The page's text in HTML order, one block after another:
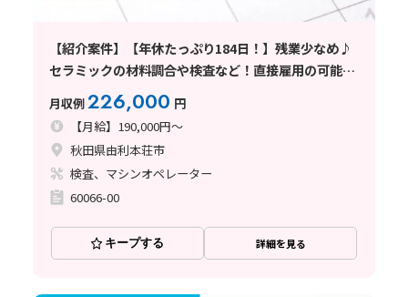
【紹介案件】【年休たっぷり184日！】残業少なめ♪
セラミックの材料調合や検査など！直接雇用の可能性
月収例226,000 円
【月給】190,000円～
秋田県由利本荘市
検査、マシンオペレーター
60066-00
キープする 詳細を見る